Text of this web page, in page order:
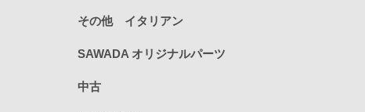
その他 イタリアン
SAWADA オリジナルパーツ
中古